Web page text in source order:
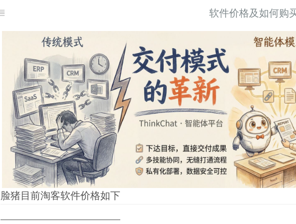
软件价格及如何购
脸猪目前淘客软件价格如下
————————————————